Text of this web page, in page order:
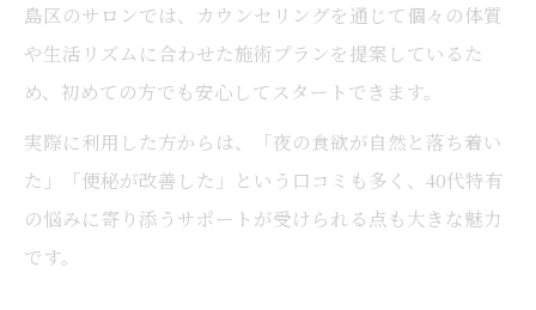
島区のサロンでは、カウンセリングを通じて個々の体質
や生活リズムに合わせた施術プランを提案しているた
め、初めての方でも安心してスタートできます。
実際に利用した方からは、「夜の食欲が自然と落ち着い
た」「便秘が改善した」という口コミも多く、40代特有
の悩みに寄り添うサポートが受けられる点も大きな魅力
です。